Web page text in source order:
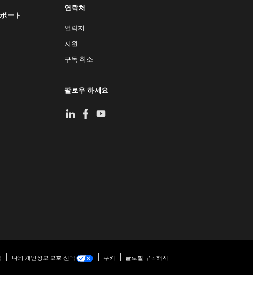
ート
연락처
연락처
지원
구독 취소
팔로우 하세요
나의 개인정보 보호 선택 쿠키 글로벌 구독해지